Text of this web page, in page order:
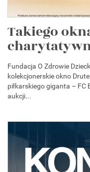
Takiego
Fundacja O Zdrowie
kolekcjonerskie okno
piłkarskiego giganta – FC
aukcji...